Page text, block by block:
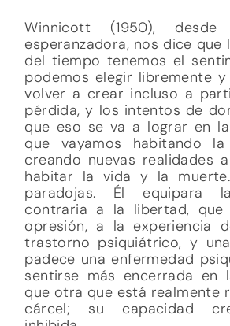
Winnicott (1950),
esperanzadora, nos dice
del tiempo tenemos el
podemos elegir libremente
volver a crear incluso a
pérdida, y los intentos de
que eso se va a lograr en
que vayamos habitando la
creando nuevas realidades
habitar la vida y la
paradojas. Él equipara
contraria a la libertad, que
opresión, a la experiencia
trastorno psiquiátrico, y
padece una enfermedad
sentirse más encerrada en
que otra que está realmente
cárcel; su capacidad